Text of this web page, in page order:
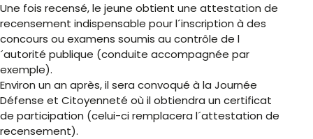
Une fois recensé, le jeune obtient une attestation de
recensement indispensable pour l´inscription à des
concours ou examens soumis au contrôle de l
´autorité publique (conduite accompagnée par
exemple).
Environ un an après, il sera convoqué à la Journée
Défense et Citoyenneté où il obtiendra un certificat
de participation (celui-ci remplacera l´attestation de
recensement).